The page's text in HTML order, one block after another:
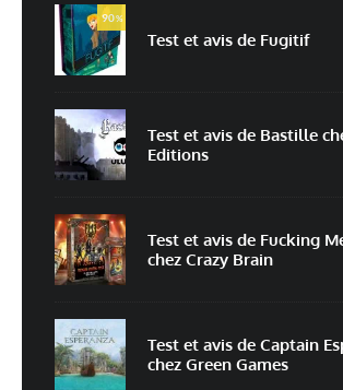
*
Enregistrer mon nom, mon e-mail et mon site dans
mon prochain commentaire.
Prévenez-moi de tous les nouveaux commentaires par e-
Prévenez-moi de tous les nouveaux articles par e-mail.
90%
Test et avis de Fugitif
Test et avis de Bastille
Editions
Test et avis de Fucking
chez Crazy Brain
Test et avis de Captain
chez Green Games